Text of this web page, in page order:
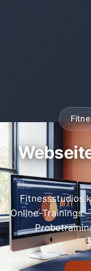
Fitnessstudios
Online-Trainings